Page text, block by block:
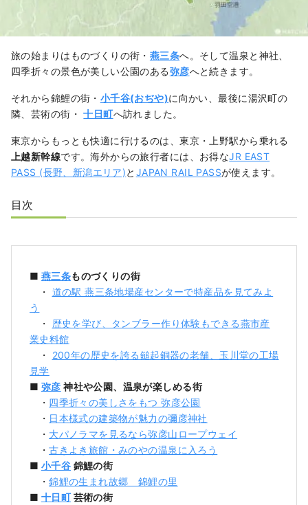
旅の始まりはものづくりの街・ 燕三条へ。そして温泉と神社、
四季折々の景色が美しい公園のある弥彦へと続きます。
それから錦鯉の街・ 小千谷(おぢや)に向かい、最後に湯沢町の
隣、芸術の街・十日町へ訪れました。
東京からもっとも快適に行けるのは、東京・上野駅から乗れる
上越新幹線です。海外からの旅行者には、お得なJR EAST
PASS (長野、新潟エリア)と JAPAN RAIL PASSが使えます。
目次
■ 燕三条ものづくりの街
・ 道の駅 燕三条地場産センターで特産品を見てみよ
う
・ 歴史を学び、タンブラー作り体験もできる燕市産
業史料館
・ 200年の歴史を誇る鎚起銅器の老舗、玉川堂の工場
見学
■ 弥彦 神社や公園、温泉が楽しめる街
・ 四季折々の美しさをもつ 弥彦公園
・ 日本様式の建築物が魅力の彌彦神社
・ 大パノラマを見るなら弥彦山ロープウェイ
・古きよき旅館・みのやの温泉に入ろう
■ 小千谷 錦鯉の街
・錦鯉の生まれ故郷 錦鯉の里
■ 十日町芸術の街